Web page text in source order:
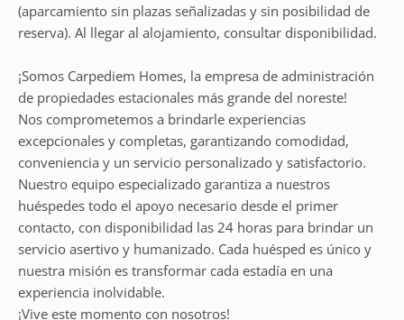
(aparcamiento sin plazas señalizadas y sin posibilidad de
reserva). Al llegar al alojamiento, consultar disponibilidad.
¡Somos Carpediem Homes, la empresa de administración
de propiedades estacionales más grande del noreste!
Nos comprometemos a brindarle experiencias
excepcionales y completas, garantizando comodidad,
conveniencia y un servicio personalizado y satisfactorio.
Nuestro equipo especializado garantiza a nuestros
huéspedes todo el apoyo necesario desde el primer
contacto, con disponibilidad las 24 horas para brindar un
servicio asertivo y humanizado. Cada huésped es único y
nuestra misión es transformar cada estadía en una
experiencia inolvidable.
¡Vive este momento con nosotros!